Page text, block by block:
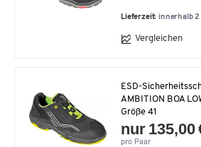
Lieferzeit: innerhalb 2
Vergleichen
ESD-
AMBITION BOA
Größe 41
nur 135,00
pro Paar